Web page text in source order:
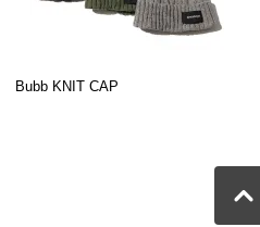
Bubb KNIT CAP